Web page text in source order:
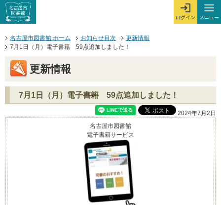
ページの先頭です。
本文へジャンプする。
ここからサイト内共通メニューです。
サイト内共通メニューをスキップする
ログイン
ログインを開
メニュー
メ
サイト内共通メニューここまで。
名古屋市図書館 ホーム
お知らせ目次
更新情報
7月1日（月）電子書籍 59点追加しました！
更新情報
7月1日（月）電子書籍 59点追加しました！
2024年7月2日
名古屋市図書館
電子書籍サービス